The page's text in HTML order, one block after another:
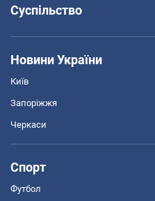
Суспільство
Новини України
Київ
Запоріжжя
Черкаси
Спорт
Футбол